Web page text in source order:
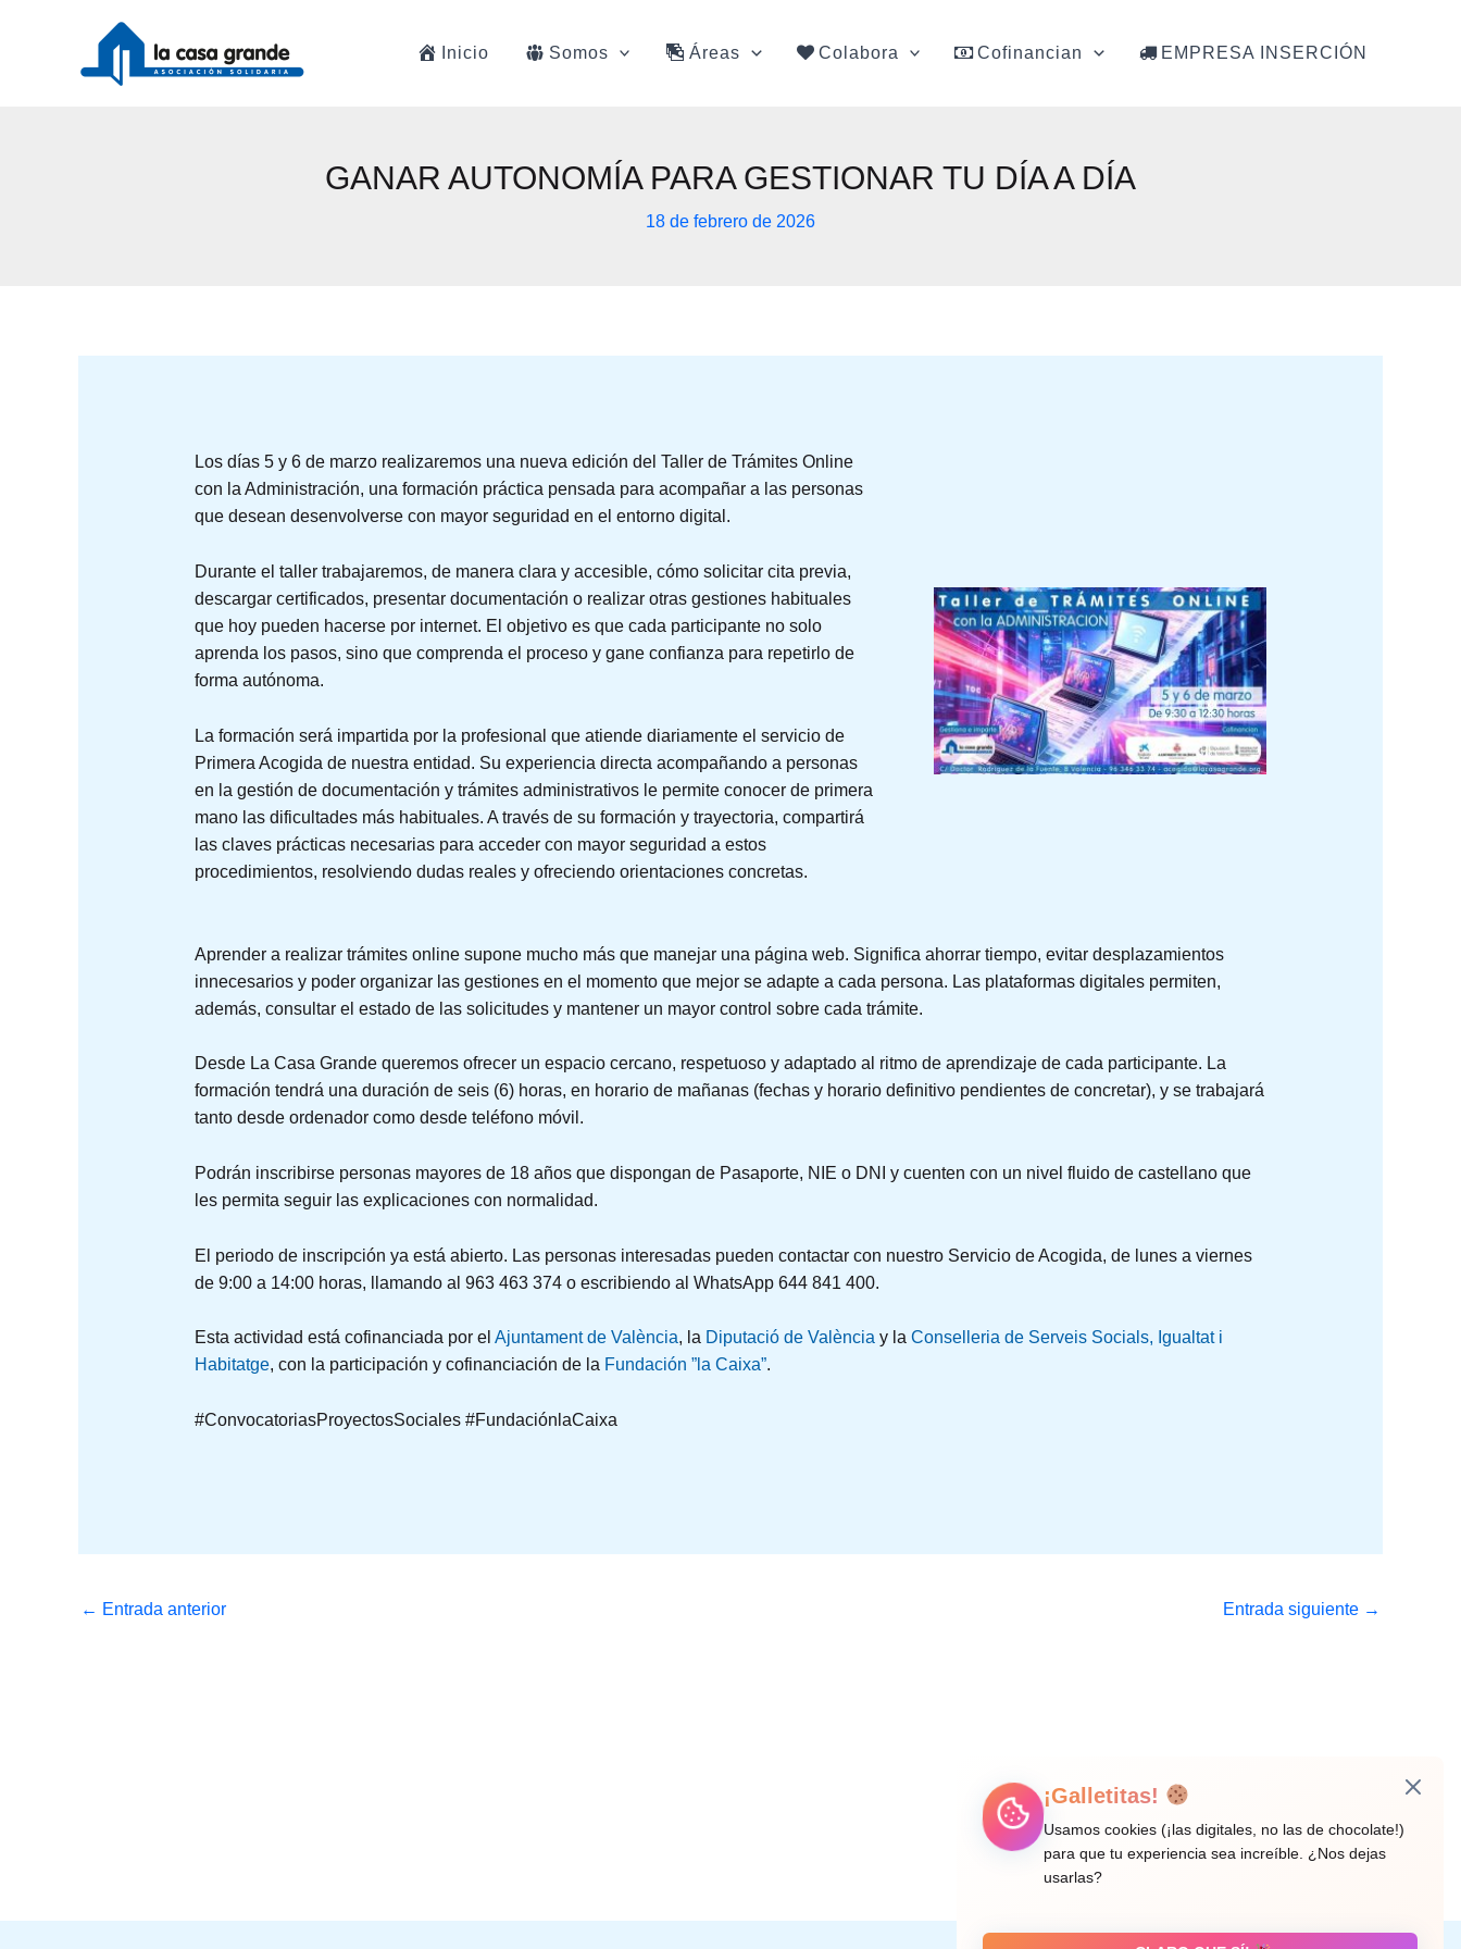
Inicio Somos Áreas Colabora Cofinancian EMPRESA INSERCIÓN
GANAR AUTONOMÍA PARA GESTIONAR TU DÍA A DÍA
18 de febrero de 2026
Los días 5 y 6 de marzo realizaremos una nueva edición del Taller de Trámites Online
con la Administración, una formación práctica pensada para acompañar a las personas
que desean desenvolverse con mayor seguridad en el entorno digital.
Durante el taller trabajaremos, de manera clara y accesible, cómo solicitar cita previa,
descargar certificados, presentar documentación o realizar otras gestiones habituales
que hoy pueden hacerse por internet. El objetivo es que cada participante no solo
aprenda los pasos, sino que comprenda el proceso y gane confianza para repetirlo de
forma autónoma.
La formación será impartida por la profesional que atiende diariamente el servicio de
Primera Acogida de nuestra entidad. Su experiencia directa acompañando a personas
en la gestión de documentación y trámites administrativos le permite conocer de primera
mano las dificultades más habituales. A través de su formación y trayectoria, compartirá
las claves prácticas necesarias para acceder con mayor seguridad a estos
procedimientos, resolviendo dudas reales y ofreciendo orientaciones concretas.
Aprender a realizar trámites online supone mucho más que manejar una página web. Significa ahorrar tiempo, evitar desplazamientos
innecesarios y poder organizar las gestiones en el momento que mejor se adapte a cada persona. Las plataformas digitales permiten,
además, consultar el estado de las solicitudes y mantener un mayor control sobre cada trámite.
Desde La Casa Grande queremos ofrecer un espacio cercano, respetuoso y adaptado al ritmo de aprendizaje de cada participante. La
formación tendrá una duración de seis (6) horas, en horario de mañanas (fechas y horario definitivo pendientes de concretar), y se trabajará
tanto desde ordenador como desde teléfono móvil.
Podrán inscribirse personas mayores de 18 años que dispongan de Pasaporte, NIE o DNI y cuenten con un nivel fluido de castellano que
les permita seguir las explicaciones con normalidad.
El periodo de inscripción ya está abierto. Las personas interesadas pueden contactar con nuestro Servicio de Acogida, de lunes a viernes
de 9:00 a 14:00 horas, llamando al 963 463 374 o escribiendo al WhatsApp 644 841 400.
Esta actividad está cofinanciada por el Ajuntament de València, la Diputació de València y la Conselleria de Serveis Socials, Igualtat i
Habitatge, con la participación y cofinanciación de la Fundación ”la Caixa”.
#ConvocatoriasProyectosSociales #FundaciónlaCaixa
← Entrada anterior Entrada siguiente →
¡Galletitas!
Usamos cookies (¡las digitales, no las de chocolate!)
para que tu experiencia sea increíble. ¿Nos dejas
usarlas?